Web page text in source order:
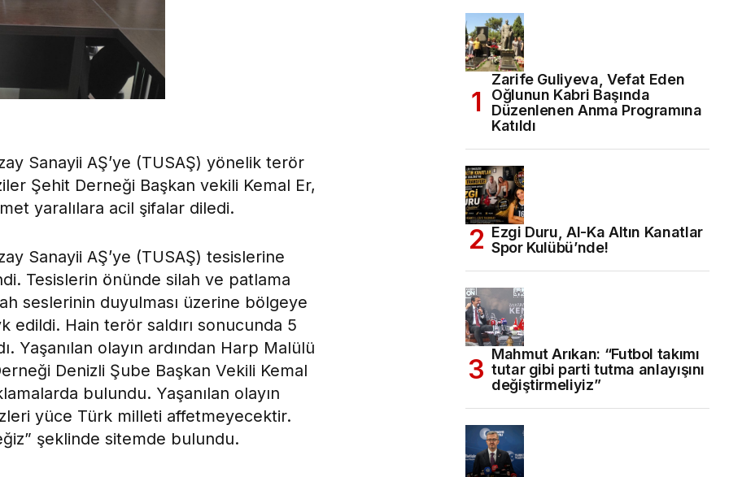
Sanayii AŞ’ye (TUSAŞ) yönelik terör
Şehit Derneği Başkan vekili Kemal Er,
yaralılara acil şifalar diledi.
Sanayii AŞ’ye (TUSAŞ) tesislerine
Tesislerin önünde silah ve patlama
seslerinin duyulması üzerine bölgeye
Hain terör saldırı sonucunda 5
Yaşanılan olayın ardından Harp Malülü
Denizli Şube Başkan Vekili Kemal
bulundu. Yaşanılan olayın
yüce Türk milleti affetmeyecektir.
şeklinde sitemde bulundu.
Zarife Guliyeva, Vefat Eden
Oğlunun Kabri Başında
Düzenlenen Anma Programına
Katıldı
Ezgi Duru, Al-Ka Altın Kanatlar
Spor Kulübü’nde!
Mahmut Arıkan: “Futbol takımı
tutar gibi parti tutma anlayışını
değiştirmeliyiz”